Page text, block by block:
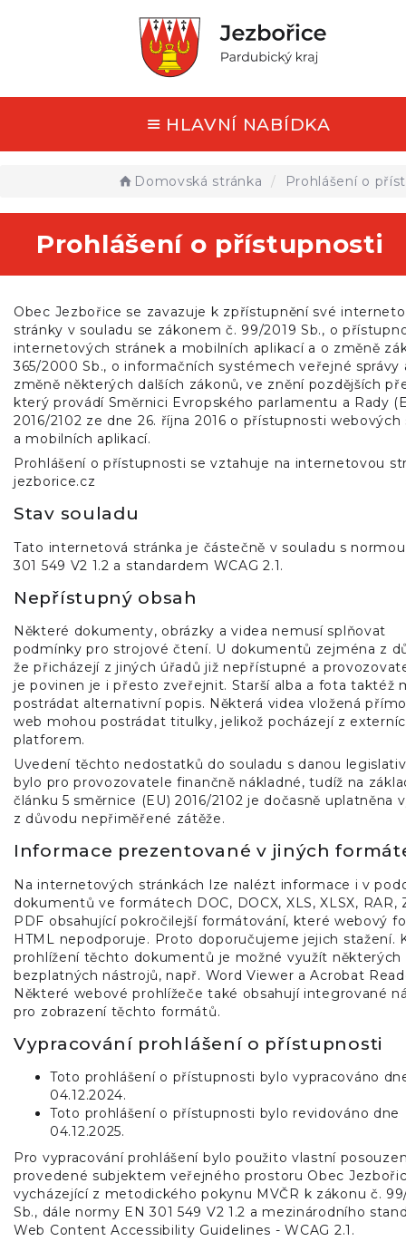
HLAVNÍ NABÍDKA
Domovská stránka Prohlášení o
Prohlášení o přístupnosti
Obec Jezbořice se zavazuje k zpřístupnění své
stránky v souladu se zákonem č. 99/2019 Sb., o
internetových stránek a mobilních aplikací a o změně
365/2000 Sb., o informačních systémech veřejné správy
změně některých dalších zákonů, ve znění pozdějších
který provádí Směrnici Evropského parlamentu a Rady
2016/2102 ze dne 26. října 2016 o přístupnosti webových
a mobilních aplikací.
Prohlášení o přístupnosti se vztahuje na internetovou
jezborice.cz
Stav souladu
Tato internetová stránka je částečně v souladu s
301 549 V2 1.2 a standardem WCAG 2.1.
Nepřístupný obsah
Některé dokumenty, obrázky a videa nemusí splňovat
podmínky pro strojové čtení. U dokumentů zejména z
že přicházejí z jiných úřadů již nepřístupné a
je povinen je i přesto zveřejnit. Starší alba a fota taktéž
postrádat alternativní popis. Některá videa vložená
web mohou postrádat titulky, jelikož pocházejí z
platforem.
Uvedení těchto nedostatků do souladu s danou
bylo pro provozovatele finančně nákladné, tudíž na
článku 5 směrnice (EU) 2016/2102 je dočasně uplatněna
z důvodu nepřiměřené zátěže.
Informace prezentované v jiných
Na internetových stránkách lze nalézt informace i v
dokumentů ve formátech DOC, DOCX, XLS, XLSX, RAR,
PDF obsahující pokročilejší formátování, které webový
HTML nepodporuje. Proto doporučujeme jejich stažení.
prohlížení těchto dokumentů je možné využít některých
bezplatných nástrojů, např. Word Viewer a Acrobat
Některé webové prohlížeče také obsahují integrované
pro zobrazení těchto formátů.
Vypracování prohlášení o přístupnosti
Toto prohlášení o přístupnosti bylo vypracováno
04.12.2024.
Toto prohlášení o přístupnosti bylo revidováno dne
04.12.2025.
Pro vypracování prohlášení bylo použito vlastní
provedené subjektem veřejného prostoru Obec
vycházející z metodického pokynu MVČR k zákonu č.
Sb., dále normy EN 301 549 V2 1.2 a mezinárodního
Web Content Accessibility Guidelines - WCAG 2.1.